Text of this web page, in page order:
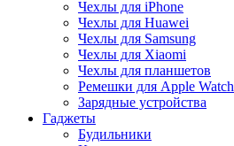
Чехлы для iPhone
Чехлы для Huawei
Чехлы для Samsung
Чехлы для Xiaomi
Чехлы для планшетов
Ремешки для Apple Watch
Зарядные устройства
Гаджеты
Будильники